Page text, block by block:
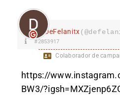
DeFelanitx
#2853917
Colaborador de
https://
BW3/